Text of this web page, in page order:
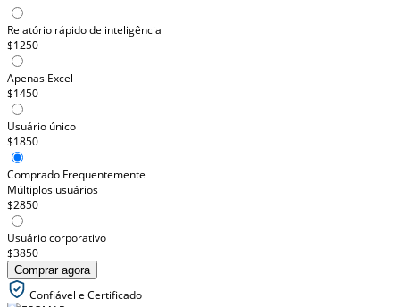
Relatório rápido de inteligência
$1250
Apenas Excel
$1450
Usuário único
$1850
Comprado Frequentemente
Múltiplos usuários
$2850
Usuário corporativo
$3850
Comprar agora
Confiável e Certificado